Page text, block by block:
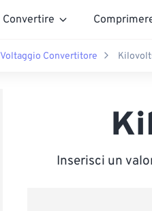
Convertire
Voltaggio Convertitore
Inserisci un